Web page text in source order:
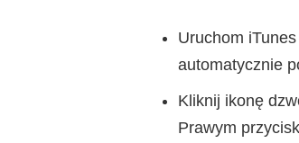
Uruchom
automatycznie
Kliknij ikonę
Prawym